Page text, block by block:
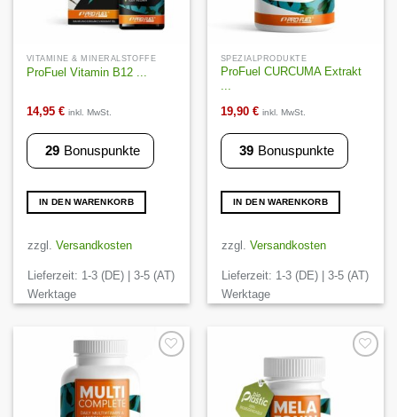
VITAMINE & MINERALSTOFFE
ProFuel Vitamin B12 ...
14,95 € inkl. MwSt.
29 Bonuspunkte
IN DEN WARENKORB
zzgl. Versandkosten
Lieferzeit: 1-3 (DE) | 3-5 (AT)
Werktage
SPEZIALPRODUKTE
ProFuel CURCUMA Extrakt
...
19,90 € inkl. MwSt.
39 Bonuspunkte
IN DEN WARENKORB
zzgl. Versandkosten
Lieferzeit: 1-3 (DE) | 3-5 (AT)
Werktage
Wunschliste